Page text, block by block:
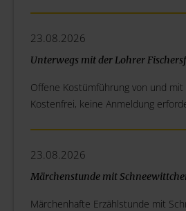
23.08.2026
Unterwegs mit der Lohrer
Offene Kostümführung von und mit
Kostenfrei, keine Anmeldung
23.08.2026
Märchenstunde mit
Märchenhafte Erzählstunde mit